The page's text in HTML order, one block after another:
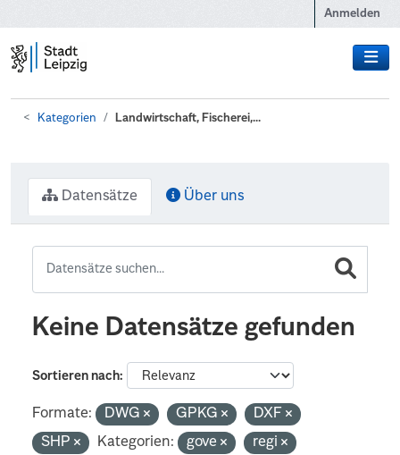
Anmelden
Kategorien Landwirtschaft, Fischerei,...
Datensätze Über uns
Keine Datensätze gefunden
Sortieren nach
Formate: DWG GPKG
DXF
SHP
Kategorien: gove regi